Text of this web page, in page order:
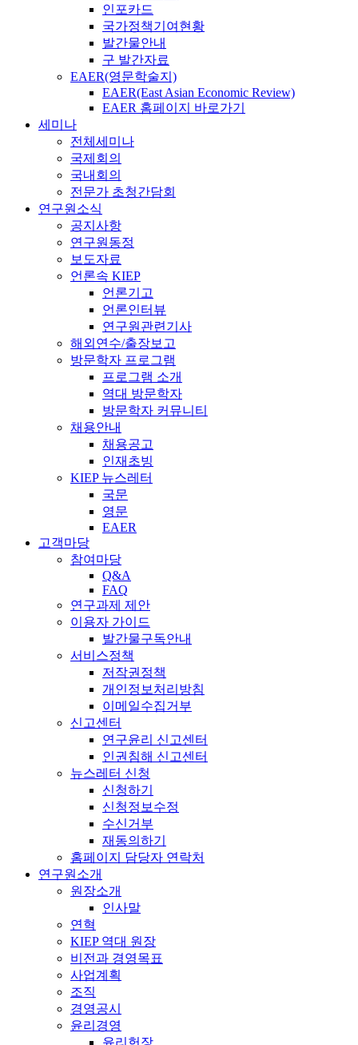
인포카드
국가정책기여현황
발간물안내
구 발간자료
EAER(영문학술지)
EAER(East Asian Economic Review)
EAER 홈페이지 바로가기
세미나
전체세미나
국제회의
국내회의
전문가 초청간담회
연구원소식
공지사항
연구원동정
보도자료
언론속 KIEP
언론기고
언론인터뷰
연구원관련기사
해외연수/출장보고
방문학자 프로그램
프로그램 소개
역대 방문학자
방문학자 커뮤니티
채용안내
채용공고
인재초빙
KIEP 뉴스레터
국문
영문
EAER
고객마당
참여마당
Q&A
FAQ
연구과제 제안
이용자 가이드
발간물구독안내
서비스정책
저작권정책
개인정보처리방침
이메일수집거부
신고센터
연구윤리 신고센터
인권침해 신고센터
뉴스레터 신청
신청하기
신청정보수정
수신거부
재동의하기
홈페이지 담당자 연락처
연구원소개
원장소개
인사말
연혁
KIEP 역대 원장
비전과 경영목표
사업계획
조직
경영공시
윤리경영
윤리헌장